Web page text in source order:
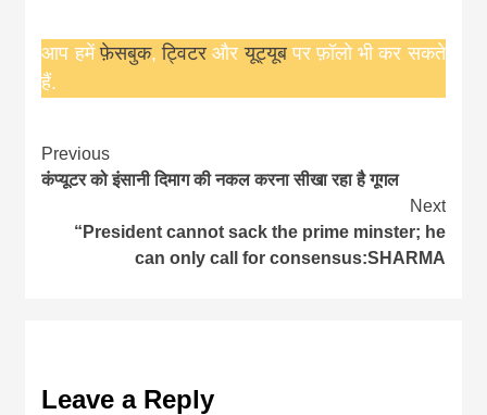
आप हमेंफ़ेसबुक,ट्विटरऔरयूट्यूबपर फ़ॉलो भी कर सकते
हैं.
Continue
Reading
Previous
कंप्यूटर को इंसानी दिमाग की नकल करना सीखा रहा है गूगल
Next
“President cannot sack the prime minster; he
can only call for consensus:SHARMA
Leave a Reply